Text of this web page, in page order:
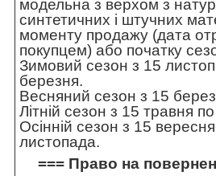
модельна з верхом з
синтетичних і штучних
моменту продажу (дата
покупцем) або початку
Зимовий сезон з 15
березня.
Весняний сезон з 15
Літній сезон з 15 травня
Осінній сезон з 15
листопада.
=== Право на